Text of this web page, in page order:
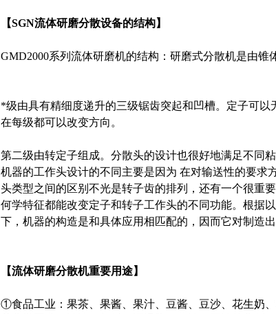
【SGN流体研磨分散设备的结构】
GMD2000系列流体研磨机的结构：研磨式分散机是由锥
*级由具有精细度递升的三级锯齿突起和凹槽。定子可
在每级都可以改变方向。
第二级由转定子组成。分散头的设计也很好地满足不同
机器的工作头设计的不同主要是因为 在对输送性的要
头类型之间的区别不光是转子齿的排列，还有一个很重
何学特征都能改变定子和转子工作头的不同功能。根据
下，机器的构造是和具体应用相匹配的，因而它对制造
【流体研磨分散机重要用途】
①食品工业：果茶、果酱、果汁、豆酱、豆沙、花生奶、